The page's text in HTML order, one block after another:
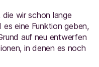
wir schon lange
eine Funktion geben,
auf neu entwerfen
in denen es noch